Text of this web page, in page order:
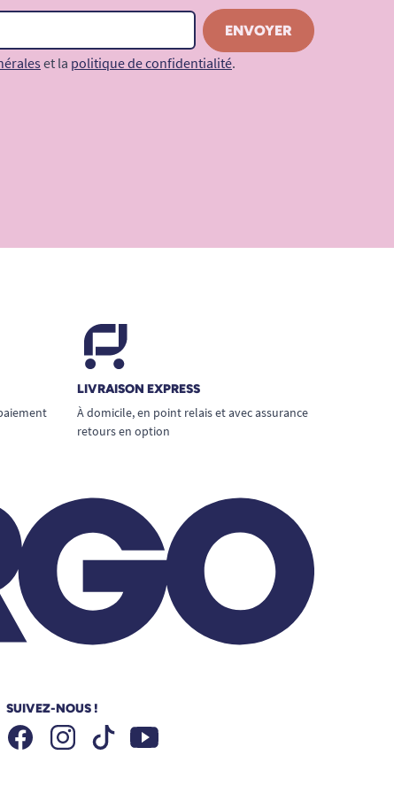
et la politique de confidentialité.
LIVRAISON EXPRESS
À domicile, en point relais et avec assurance
retours en option
SUIVEZ-NOUS !
FacebookInstagramTiktok Youtube